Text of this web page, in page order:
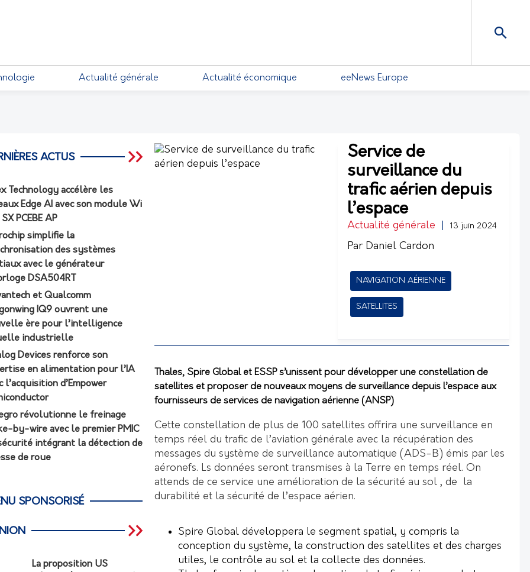
Actualité générale Actualité économique eeNews Europe
Service de
surveillance du
trafic aérien depuis
l’espace
Actualité générale 13 juin 2024
Par Daniel Cardon
NAVIGATION AÉRIENNE
SATELLITES
Thales, Spire Global et ESSP s’unissent pour développer une constellation de
satellites et proposer de nouveaux moyens de surveillance depuis l’espace aux
fournisseurs de services de navigation aérienne (ANSP)
Cette constellation de plus de 100 satellites offrira une surveillance en
temps réel du trafic de l’aviation générale avec la récupération des
messages du système de surveillance automatique (ADS-B) émis par les
aéronefs. Ls données seront transmises à la Terre en temps réel. On
attends de ce service une amélioration de la sécurité au sol , de la
durabilité et la sécurité de l’espace aérien.
Spire Global développera le segment spatial, y compris la
conception du système, la construction des satellites et des charges
utiles, le contrôle au sol et la collecte des données.
ACTUS
Technology accélère les
Edge AI avec son module Wi
PCEBE AP
simplifie la
des systèmes
avec le générateur
DSA504RT
et Qualcomm
IQ9 ouvrent une
ère pour l’intelligence
industrielle
Devices renforce son
en alimentation pour l’IA
l’acquisition d’Empower
révolutionne le freinage
by-wire avec le premier PMIC
intégrant la détection de
de roue
SPONSORISÉ
La proposition US